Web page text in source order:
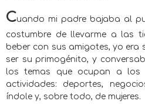
Cuando mi padre bajaba al
costumbre de llevarme a las
beber con sus amigotes, yo
ser su primogénito, y
los temas que ocupan a los
actividades: deportes,
índole y, sobre todo, de mujeres.